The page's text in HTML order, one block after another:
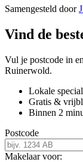
Samengesteld door
Vind de
Vul je postcode in
Ruinerwold.
Lokale
Gratis &
Binnen 2
Postcode
Makelaar voor: